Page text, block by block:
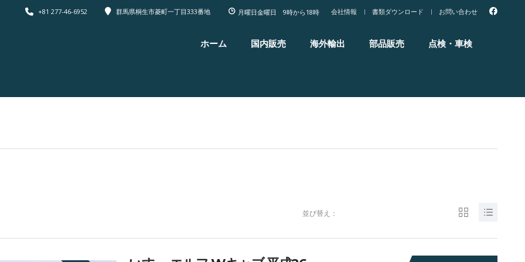
会社情報 書類ダウンロード お問い合わせ
月曜日金曜日 9時から18時
群馬県桐生市菱町一丁目333番地
+81 277-46-6952
ホーム 国内販売 海外輸出 部品販売 点検・車検
並び替え：